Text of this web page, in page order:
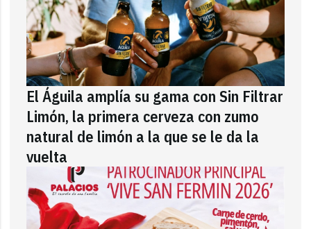
El Águila amplía su gama con Sin Filtrar
Limón, la primera cerveza con zumo
natural de limón a la que se le da la
vuelta